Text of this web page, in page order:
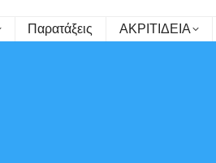
Παρατάξεις ΑΚΡΙΤΙΔΕΙΑ